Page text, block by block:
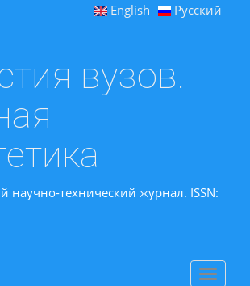
English Русский
вузов.
научно-технический журнал. ISSN:
Toggle